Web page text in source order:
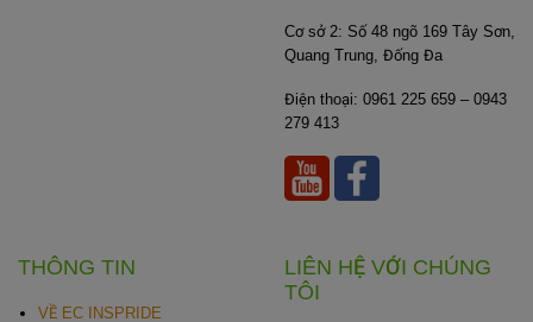
Cơ sở 2: Số 48 ngõ 169 Tây Sơn,
Quang Trung, Đống Đa
Điện thoại: 0961 225 659 – 0943
279 413
THÔNG TIN
VỀ EC INSPRIDE
LIÊN HỆ VỚI CHÚNG
TÔI